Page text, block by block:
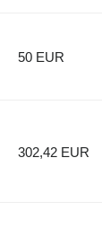
50 EUR
302,42 EUR